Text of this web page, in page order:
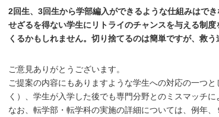
2回生、3回生から学部編入ができるような仕組みはで
せざるを得ない学生にリトライのチャンスを与える制
くるかもしれません。切り捨てるのは簡単ですが、救
ご意見ありがとうございます。
ご提案の内容にもありますような学生への対応の一つ
く）、学生が入学した後でも専門分野とのミスマッチ
なお、転学部・転学科の実施の詳細については、例年